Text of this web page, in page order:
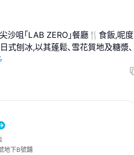
沙咀｢LAB ZERO｣餐廳🍴食飯,呢度
式刨冰,以其蓬鬆､雪花質地及糖漿､
地下B號舖